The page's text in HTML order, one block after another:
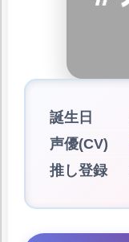
誕生日
声優(CV)
推し登録